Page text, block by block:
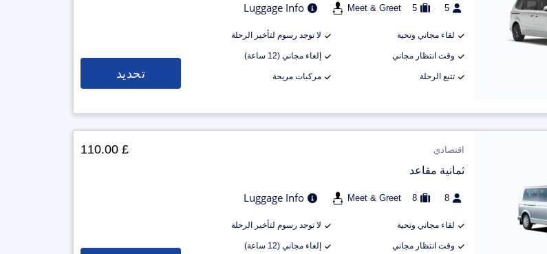
5
5
Meet & Greet
Luggage Info
لقاء مجاني وتحية لا توجد رسوم لتأخير الرحلة
وقت انتظار مجاني إلغاء مجاني (12 ساعة)
تتبع الرحلة مركبات مريحة تحديد
اقتصادي
ثمانية مقاعد
8
8
Meet & Greet
Luggage Info
لقاء مجاني وتحية لا توجد رسوم لتأخير الرحلة
وقت انتظار مجاني إلغاء مجاني (12 ساعة)
£ 110.00